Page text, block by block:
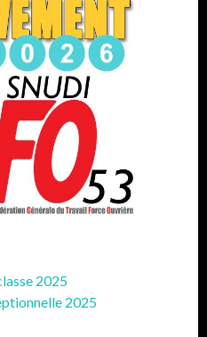
2025
2025